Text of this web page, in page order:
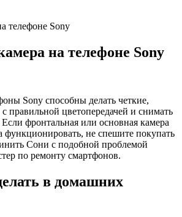
телефоне Sony
на телефоне Sony
Sony способны делать четкие,
правильной цветопередачей и снимать
фронтальная или основная камера
функционировать, не спешите покупать
Сони с подобной проблемой
по ремонту смартфонов.
в домашних